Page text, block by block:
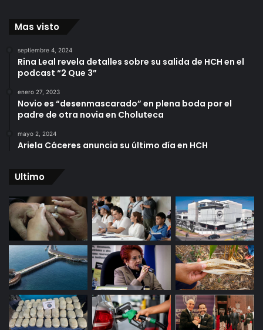
Mas visto
septiembre 4, 2024
Rina Leal revela detalles sobre su salida de HCH en el
podcast “2 Que 3”
enero 27, 2023
Novio es “desenmascarado” en plena boda por el
padre de otra novia en Choluteca
mayo 2, 2024
Ariela Cáceres anuncia su último día en HCH
Ultimo